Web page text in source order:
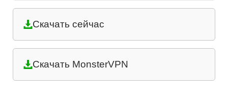
Скачать сейчас
Скачать MonsterVPN